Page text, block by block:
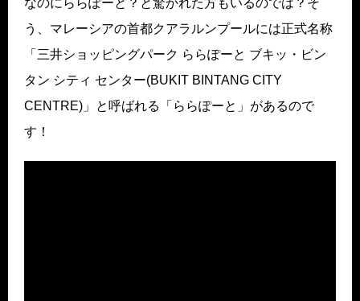
なのにららぽーと？と驚かれた方もいるのでは？そ
う、マレーシアの首都クアラルンプールには正式名称
「三井ショッピングパーク ららぽーと ブキッ・ビン
タン シティ センター(BUKIT BINTANG CITY
CENTRE)」と呼ばれる「ららぽーと」があるので
す！